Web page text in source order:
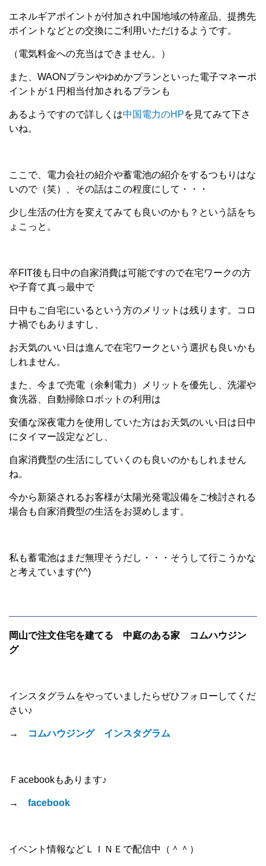
エネルギアポイントが付加され中国地域の特産品、提携先
ポイントなどとの交換にご利用いただけるようです。
（電気料金への充当はできません。）
また、WAONプランやゆめかプランといった電子マネーポ
イントが１円相当付加されるプランも
あるようですので詳しくは中国電力のHPを見てみて下さ
いね。
ここで、電力会社の紹介や蓄電池の紹介をするつもりはな
いので（笑）、その話はこの程度にして・・・
少し生活の仕方を変えてみても良いのかも？という話をち
ょこっと。
卒FIT後も日中の自家消費は可能ですので在宅ワークの方
や子育て真っ最中で
日中もご自宅にいるという方のメリットは残ります。コロ
ナ禍でもありますし、
お天気のいい日は進んで在宅ワークという選択も良いかも
しれません。
また、今まで売電（余剰電力）メリットを優先し、洗濯や
食洗器、自動掃除ロボットの利用は
安価な深夜電力を使用していた方はお天気のいい日は日中
にタイマー設定などし、
自家消費型の生活にしていくのも良いのかもしれません
ね。
今から新築されるお客様が太陽光発電設備をご検討される
場合も自家消費型の生活をお奨めします。
私も蓄電池はまだ無理そうだし・・・そうして行こうかな
と考えています(^^)
岡山で注文住宅を建てる 中庭のある家 コムハウジン
グ
インスタグラムをやっていましたらぜひフォローしてくだ
さい♪
→ コムハウジング インスタグラム
Ｆacebookもあります♪
→ facebook
イベント情報などＬＩＮＥで配信中（＾＾）